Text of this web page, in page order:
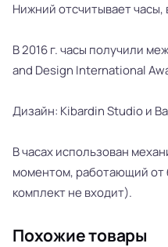
Нижний отсчитывает
В 2016 г. часы получили
and Design International
Дизайн: Kibardin Studio и
В часах использован
моментом, работающий от
комплект не входит).
Похожие товары